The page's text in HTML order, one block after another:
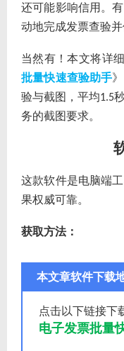
还可能影响信用。
动地完成发票查验
当然有！本文将详
批量快速查验助手
验与截图，平均1.5
务的截图要求。
这款软件是电脑端
果权威可靠。
获取方法：
本文章软件下载
点击以下链接下
电子发票批量